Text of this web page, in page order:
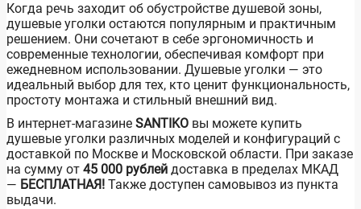
Когда речь заходит об обустройстве душевой зоны,
душевые уголки остаются популярным и практичным
решением. Они сочетают в себе эргономичность и
современные технологии, обеспечивая комфорт при
ежедневном использовании. Душевые уголки — это
идеальный выбор для тех, кто ценит функциональность,
простоту монтажа и стильный внешний вид.
В интернет-магазине SANTIKO вы можете купить
душевые уголки различных моделей и конфигураций с
доставкой по Москве и Московской области. При заказе
на сумму от 45 000 рублей доставка в пределах МКАД
— БЕСПЛАТНАЯ! Также доступен самовывоз из пункта
выдачи.